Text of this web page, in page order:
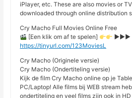
iPlayer, etc. These are also movies or
downloaded through online distribution
Cry Macho Full Movies Online Free
[Een klik om af te spelen]
►►►
https://tinyurl.com/123MoviesL
Cry Macho (Originele versie)
Cry Macho (Ondertiteling versie)
Kijk de film Cry Macho online op je
PC/Laptop! Alle films bij WEB stream
ondertiteling en veel films zijn ook in